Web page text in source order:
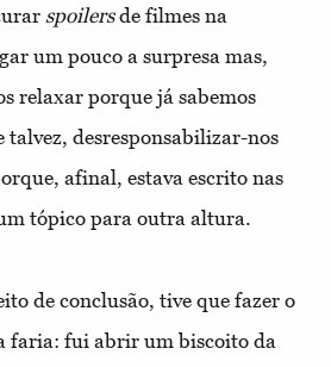
spoilersde filmes na
um pouco a surpresa mas,
relaxar porque já sabemos
desresponsabilizar-nos
afinal, estava escrito nas
tópico para outra altura.
de conclusão, tive que fazer o
faria: fui abrir um biscoito da